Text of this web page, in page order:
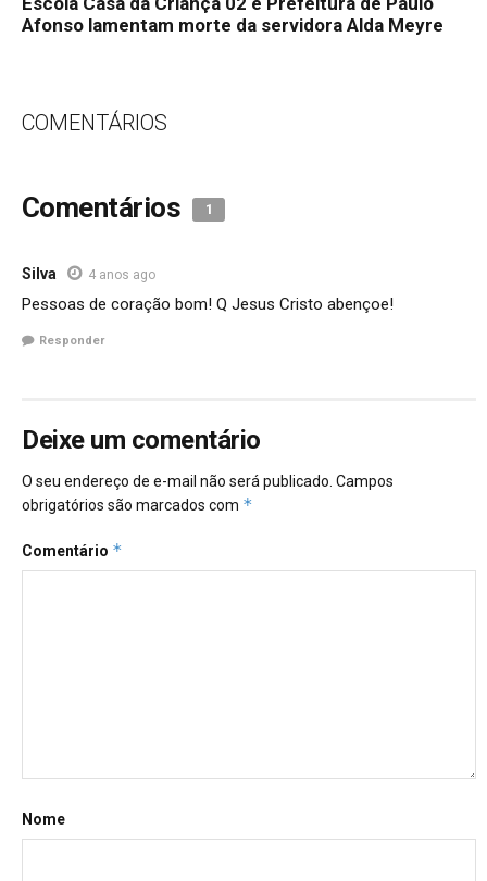
Afonso lamentam morte da servidora Alda Meyre
COMENTÁRIOS
Comentários 1
Silva 4 anos ago
Pessoas de coração bom! Q Jesus Cristo abençoe!
Responder
Deixe um comentário
O seu endereço de e-mail não será publicado. Campos
obrigatórios são marcados com *
Comentário *
Nome